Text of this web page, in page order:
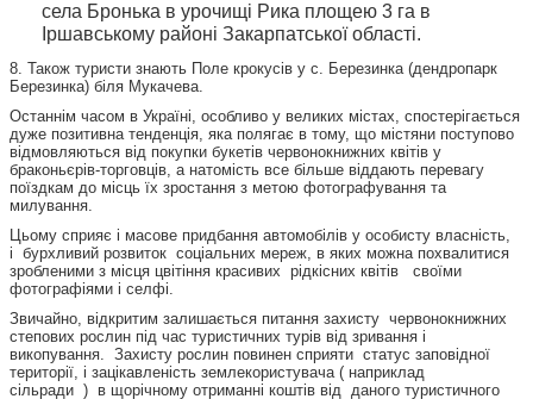
села Бронька в урочищі Рика площею 3 га в
Іршавському районі Закарпатської області.
8. Також туристи знають Поле крокусів у с. Березинка (дендропарк
Березинка) біля Мукачева.
Останнім часом в Україні, особливо у великих містах, спостерігається
дуже позитивна тенденція, яка полягає в тому, що містяни поступово
відмовляються від покупки букетів червонокнижних квітів у
браконьєрів-торговців, а натомість все більше віддають перевагу
поїздкам до місць їх зростання з метою фотографування та
милування.
Цьому сприяє і масове придбання автомобілів у особисту власність,
і бурхливий розвиток соціальних мереж, в яких можна похвалитися
зробленими з місця цвітіння красивих рідкісних квітів своїми
фотографіями і селфі.
Звичайно, відкритим залишається питання захисту червонокнижних
степових рослин під час туристичних турів від зривання і
викопування. Захисту рослин повинен сприяти статус заповідної
території, і зацікавленість землекористувача ( наприклад
сільради ) в щорічному отриманні коштів від даного туристичного